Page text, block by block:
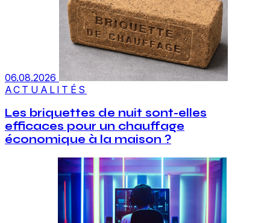
06.08.2026
ACTUALITÉS
Les briquettes de nuit sont-elles
efficaces pour un chauffage
économique à la maison ?